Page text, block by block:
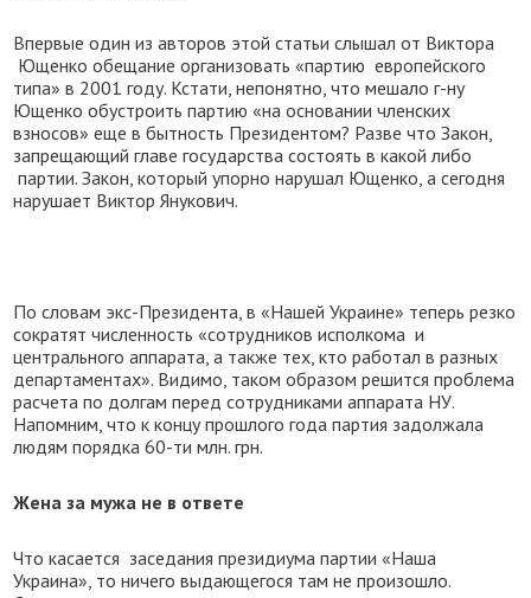
Впервые один из авторов этой статьи слышал от Виктора
Ющенко обещание организовать «партию европейского
типа» в 2001 году. Кстати, непонятно, что мешало г-ну
Ющенко обустроить партию «на основании членских
взносов» еще в бытность Президентом? Разве что Закон,
запрещающий главе государства состоять в какой либо
партии. Закон, который упорно нарушал Ющенко, а сегодня
нарушает Виктор Янукович.
По словам экс-Президента, в «Нашей Украине» теперь резко
сократят численность «сотрудников исполкома и
центрального аппарата, а также тех, кто работал в разных
департаментах». Видимо, таком образом решится проблема
расчета по долгам перед сотрудниками аппарата НУ.
Напомним, что к концу прошлого года партия задолжала
людям порядка 60-ти млн. грн.
Жена за мужа не в ответе
Что касается заседания президиума партии «Наша
Украина», то ничего выдающегося там не произошло.